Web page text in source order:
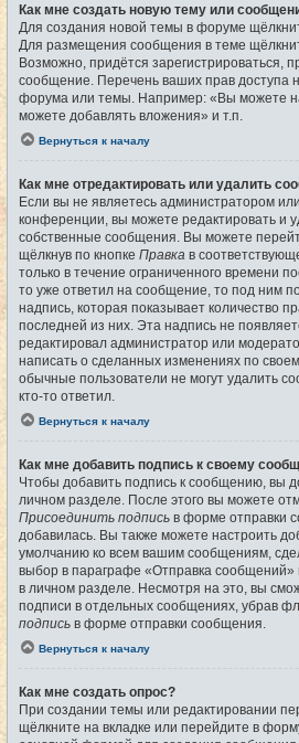
Как мне создать новую тему или
Для создания новой темы в форуме
Для размещения сообщения в теме
Возможно, придётся зарегистрироваться,
сообщение. Перечень ваших прав доступа
форума или темы. Например: «Вы можете
можете добавлять вложения» и т.п.
Вернуться к началу
Как мне отредактировать или удалить
Если вы не являетесь администратором
конференции, вы можете редактировать и
собственные сообщения. Вы можете
щёлкнув по кнопке Правка в
только в течение ограниченного времени
то уже ответил на сообщение, то под ним
надпись, которая показывает количество
последней из них. Эта надпись не
редактировал администратор или
написать о сделанных изменениях по
обычные пользователи не могут удалить
кто-то ответил.
Вернуться к началу
Как мне добавить подпись к своему
Чтобы добавить подпись к сообщению, вы
личном разделе. После этого вы можете
Присоединить подпись в форме отправки
добавилась. Вы также можете настроить
умолчанию ко всем вашим сообщениям,
выбор в параграфе «Отправка сообщений»
в личном разделе. Несмотря на это, вы
подписи в отдельных сообщениях, убрав
подпись в форме отправки сообщения.
Вернуться к началу
Как мне создать опрос?
При создании темы или редактировании
щёлкните на вкладке или перейдите в